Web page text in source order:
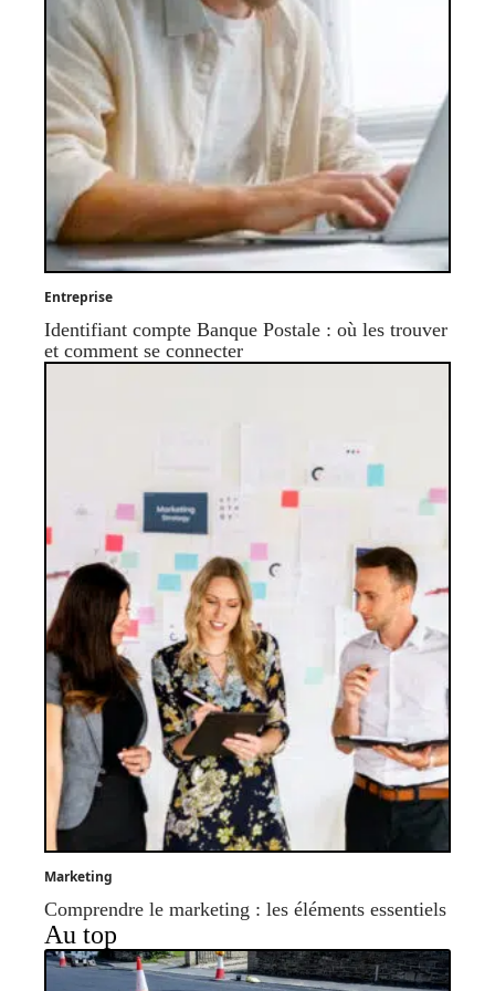
Entreprise
Identifiant compte Banque Postale : où les trouver
et comment se connecter
Marketing
Comprendre le marketing : les éléments essentiels
Au top